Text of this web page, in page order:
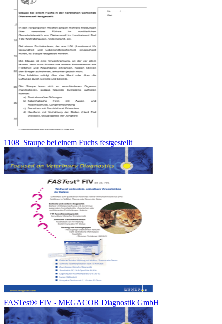
1108_Staupe bei einem Fuchs festgestellt
FASTest® FIV - MEGACOR Diagnostik GmbH